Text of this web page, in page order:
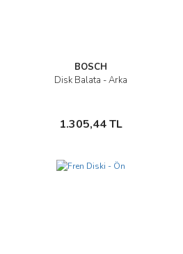
BOSCH
Disk Balata - Arka
1.305,44 TL
İncele
Sepete Ekle